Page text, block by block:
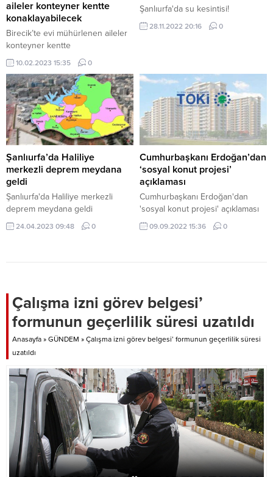
yağışlara karşı hazırlıklı olmaları
konusunda uyarılıyor.
Vatandaşların, mümkün...
Mehmet Kasım Gülpınar, “Afetlerle
mücadele ortak bir insanlık
meselesidir” mesajı vererek,
aileler konteyner kentte
konaklayabilecek
Birecik’te evi mühürlenen aileler
konteyner kentte
konaklayabilecek
10.02.2023 15:35 0
Şanlıurfa'da su kesintisi!
28.11.2022 20:16 0
Şanlıurfa’da Haliliye
merkezli deprem meydana
geldi
Şanlıurfa'da Haliliye merkezli
deprem meydana geldi
24.04.2023 09:48 0
Cumhurbaşkanı Erdoğan’dan
‘sosyal konut projesi’
açıklaması
Cumhurbaşkanı Erdoğan'dan
'sosyal konut projesi' açıklaması
09.09.2022 15:36 0
Çalışma izni görev belgesi’
formunun geçerlilik süresi uzatıldı
Anasayfa » GÜNDEM » Çalışma izni görev belgesi’ formunun geçerlilik süresi
uzatıldı